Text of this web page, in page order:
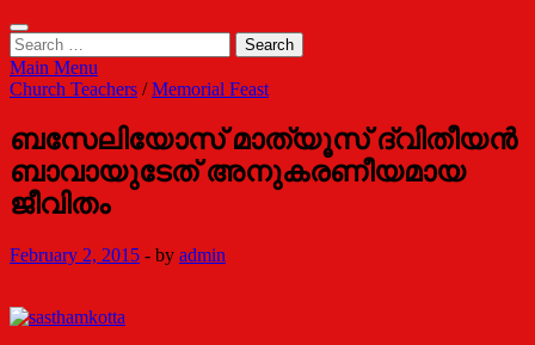
Search
for:
Main Menu
Church Teachers /Memorial Feast
ബസേലിയോസ് മാത്യൂസ് ദ്വിതീയന്‍
ബാവായുടേത് അനുകരണീയമായ
ജീവിതം
February 2, 2015 - by admin